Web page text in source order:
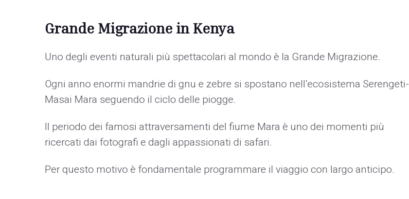
Grande Migrazione in Kenya
Uno degli eventi naturali più spettacolari al mondo è la Grande Migrazione.
Ogni anno enormi mandrie di gnu e zebre si spostano nell’ecosistema Serengeti-
Masai Mara seguendo il ciclo delle piogge.
Il periodo dei famosi attraversamenti del fiume Mara è uno dei momenti più
ricercati dai fotografi e dagli appassionati di safari.
Per questo motivo è fondamentale programmare il viaggio con largo anticipo.